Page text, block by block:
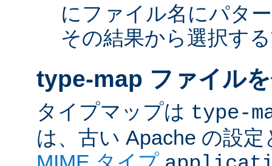
にファイル名にパタ
その結果から選択す
type-map ファイル
タイプマップは type-
は、古い Apache の設